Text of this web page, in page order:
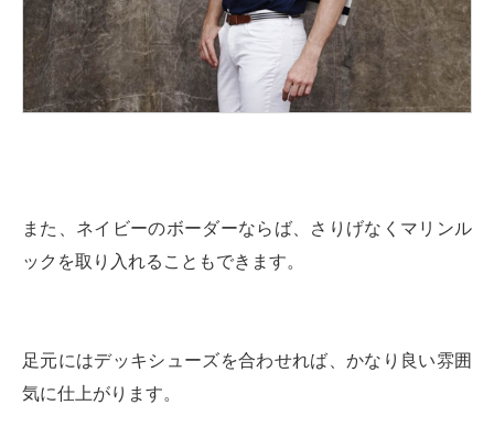
また、ネイビーのボーダーならば、さりげなくマリンル
ックを取り入れることもできます。
足元にはデッキシューズを合わせれば、かなり良い雰囲
気に仕上がります。